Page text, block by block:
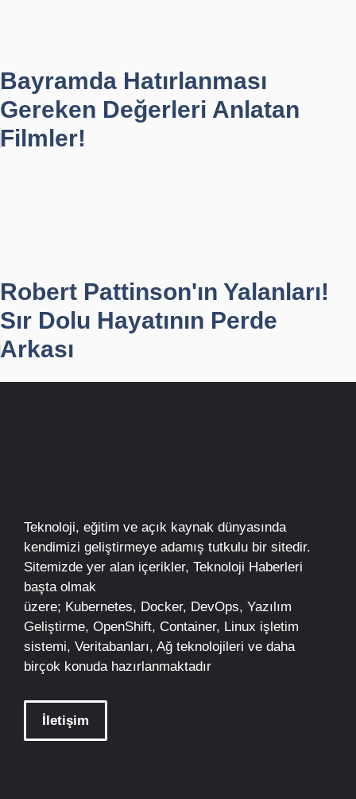
Bayramda Hatırlanması
Gereken Değerleri Anlatan
Filmler!
Robert Pattinson'ın Yalanları!
Sır Dolu Hayatının Perde
Arkası
Teknoloji, eğitim ve açık kaynak dünyasında
kendimizi geliştirmeye adamış tutkulu bir sitedir.
Sitemizde yer alan içerikler, Teknoloji Haberleri
başta olmak
üzere; Kubernetes, Docker, DevOps, Yazılım
Geliştirme, OpenShift, Container, Linux işletim
sistemi, Veritabanları, Ağ teknolojileri ve daha
birçok konuda hazırlanmaktadır
İletişim